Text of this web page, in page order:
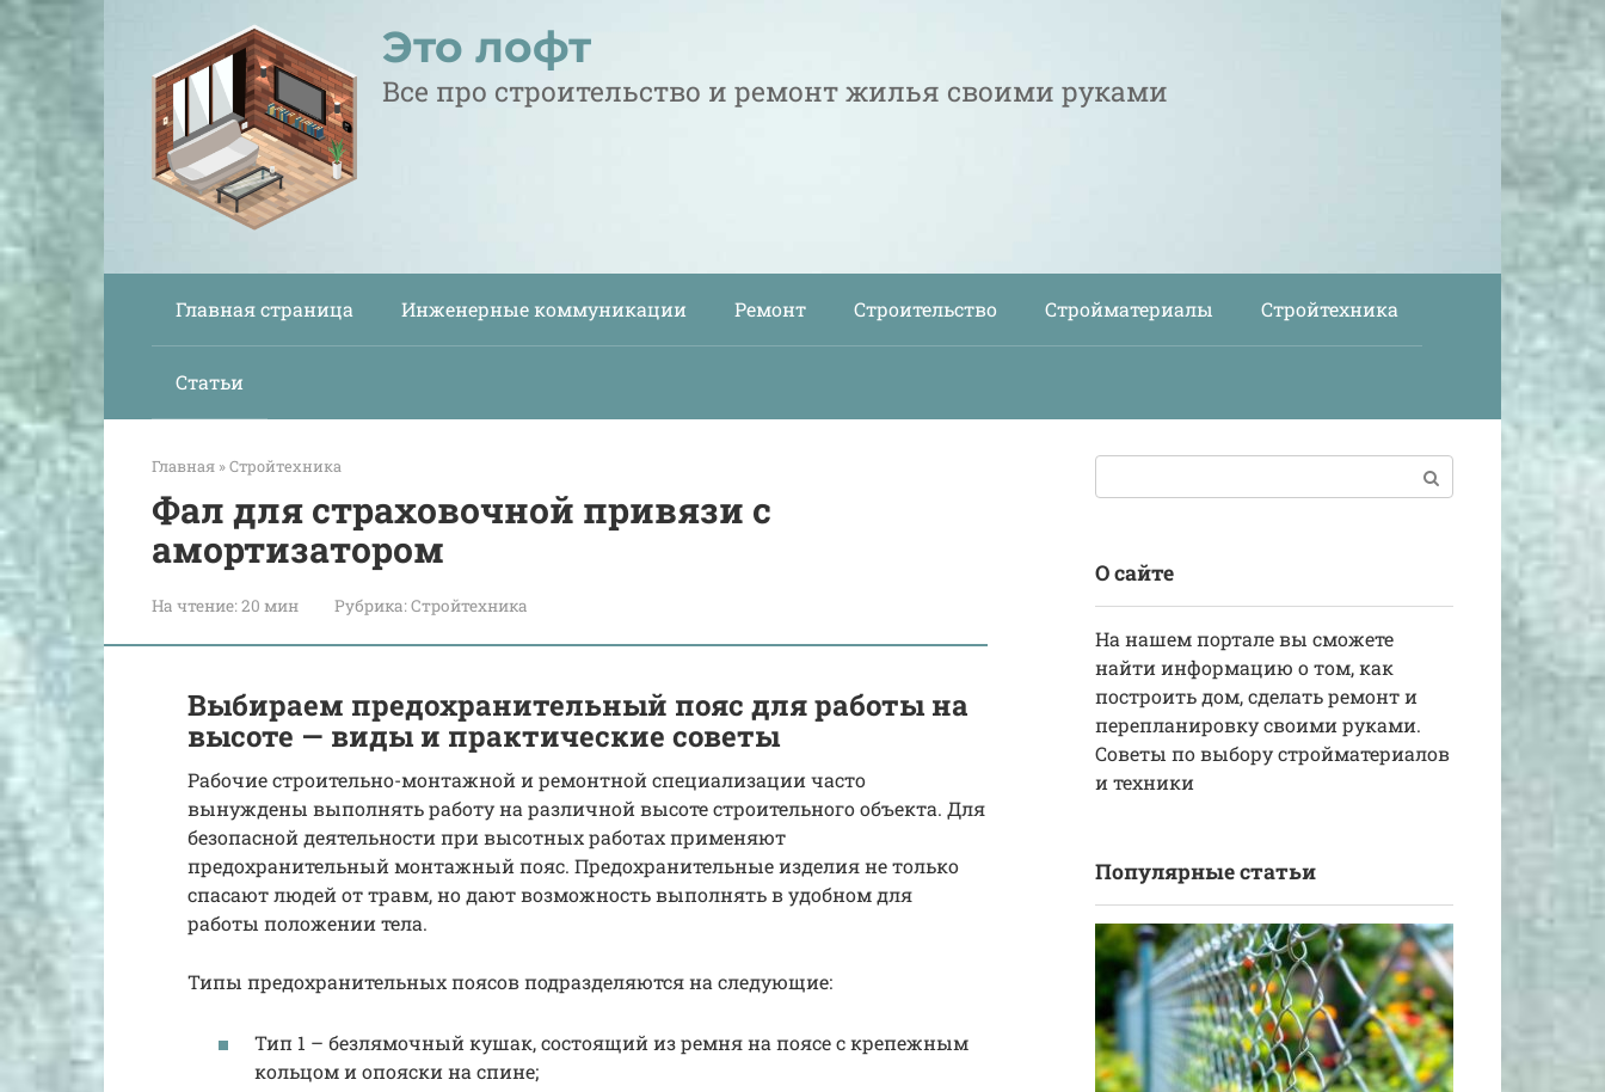
к
контенту
Это лофт
Все про строительство и ремонт жилья своими руками
Главная страница Инженерные коммуникации Ремонт Строительство Стройматериалы Стройтехника
Статьи
Главная »Стройтехника
Фал для страховочной привязи с
амортизатором
На чтение:20 мин Рубрика:Стройтехника
Выбираем предохранительный пояс для работы на
высоте — виды и практические советы
Рабочие строительно-монтажной и ремонтной специализации часто
вынуждены выполнять работу на различной высоте строительного объекта. Для
безопасной деятельности при высотных работах применяют
предохранительный монтажный пояс. Предохранительные изделия не только
спасают людей от травм, но дают возможность выполнять в удобном для
работы положении тела.
Типы предохранительных поясов подразделяются на следующие:
Тип 1 – безлямочный кушак, состоящий из ремня на поясе с крепежным
кольцом и опояски на спине;
О сайте
На нашем портале вы сможете
найти информацию о том, как
построить дом, сделать ремонт и
перепланировку своими руками.
Советы по выбору стройматериалов
и техники
Популярные статьи